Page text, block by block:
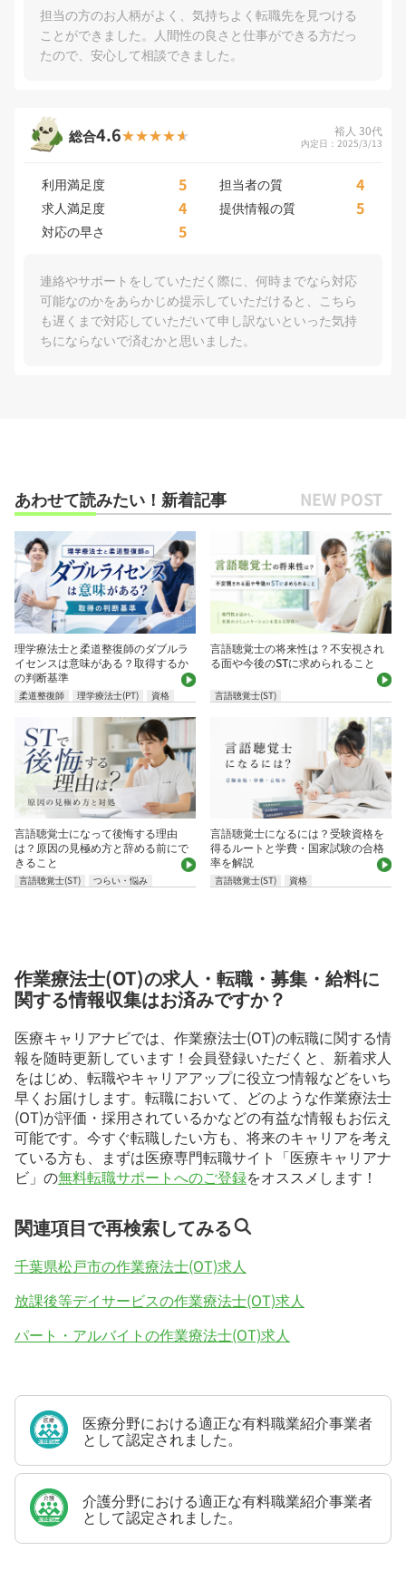
担当の方のお人柄がよく、気持ちよく転職先を見つける
ことができました。人間性の良さと仕事ができる方だっ
たので、安心して相談できました。
総合4.6 裕人 30代
内定日：2025/3/13
利用満足度 5 担当者の質 4
求人満足度 4 提供情報の質 5
対応の早さ 5
連絡やサポートをしていただく際に、何時までなら対応
可能なのかをあらかじめ提示していただけると、こちら
も遅くまで対応していただいて申し訳ないといった気持
ちにならないで済むかと思いました。
あわせて読みたい！新着記事
理学療法士と柔道整復師のダブルラ
イセンスは意味がある？取得するか
の判断基準
柔道整復師 理学療法士(PT) 資格
言語聴覚士の将来性は？不安視され
る面や今後のSTに求められること
言語聴覚士(ST)
言語聴覚士になって後悔する理由
は？原因の見極め方と辞める前にで
きること
言語聴覚士(ST) つらい・悩み
言語聴覚士になるには？受験資格を
得るルートと学費・国家試験の合格
率を解説
言語聴覚士(ST) 資格
作業療法士(OT)の求人・転職・募集・給料に
関する情報収集はお済みですか？
医療キャリアナビでは、作業療法士(OT)の転職に関する情
報を随時更新しています！会員登録いただくと、新着求人
をはじめ、転職やキャリアアップに役立つ情報などをいち
早くお届けします。転職において、どのような作業療法士
(OT)が評価・採用されているかなどの有益な情報もお伝え
可能です。今すぐ転職したい方も、将来のキャリアを考え
ている方も、まずは医療専門転職サイト「医療キャリアナ
ビ」の無料転職サポートへのご登録をオススメします！
関連項目で再検索してみる
千葉県松戸市の作業療法士(OT)求人
放課後等デイサービスの作業療法士(OT)求人
パート・アルバイトの作業療法士(OT)求人
医療分野における適正な有料職業紹介事業者
として認定されました。
介護分野における適正な有料職業紹介事業者
として認定されました。